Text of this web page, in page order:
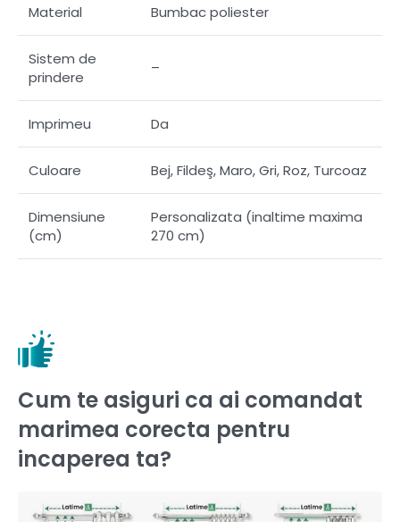
Material Bumbac poliester
Sistem de
prindere
–
Imprimeu Da
Culoare Bej, Fildeş, Maro, Gri, Roz, Turcoaz
Dimensiune
(cm)
Personalizata (inaltime maxima
270 cm)
Cum te asiguri ca ai comandat
marimea corecta pentru
incaperea ta?